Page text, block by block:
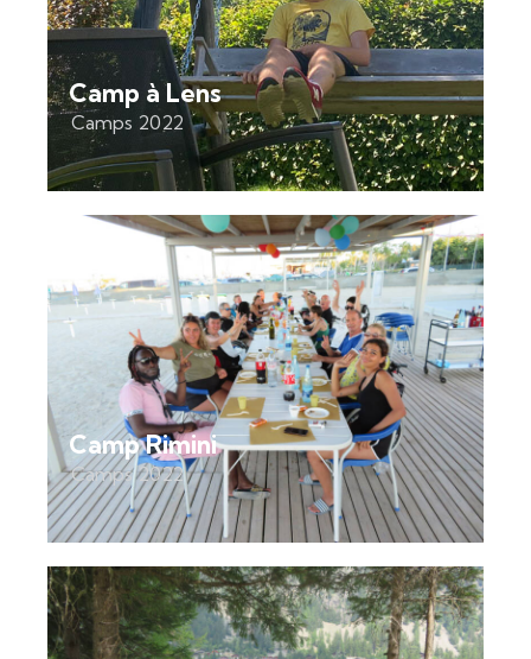
Camp à Lens
Camps 2022
Camp Rimini
Camps 2022